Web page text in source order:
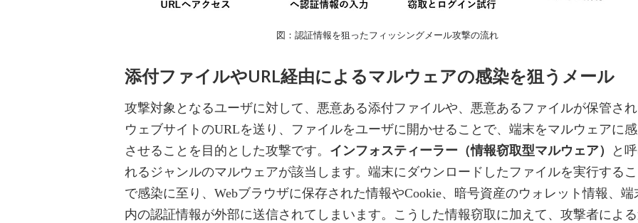
図：認証情報を狙ったフィッシングメール攻撃の流れ
添付ファイルやURL経由によるマルウェアの感染を狙うメール
攻撃対象となるユーザに対して、悪意ある添付ファイルや、悪意あるファイルが保管さ
ウェブサイトのURLを送り、ファイルをユーザに開かせることで、端末をマルウェアに
させることを目的とした攻撃です。 インフォスティーラー（情報窃取型マルウェア）
と
れるジャンルのマルウェアが該当します。端末にダウンロードしたファイルを実行するこ
で感染に至り、Webブラウザに保存された情報やCookie、暗号資産のウォレット情報、端
内の認証情報が外部に送信されてしまいます。こうした情報窃取に加えて、攻撃者によ